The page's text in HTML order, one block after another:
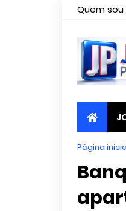
Quem sou
Página